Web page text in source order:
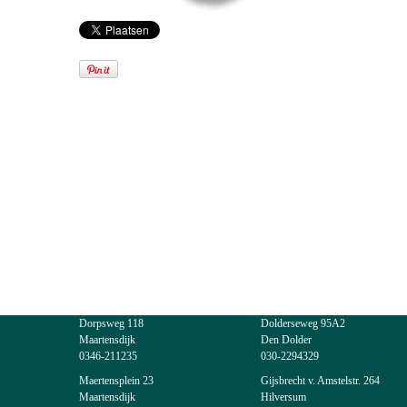
Dorpsweg 118
Maartensdijk
0346-211235
Maertensplein 23
Maartensdijk
Dolderseweg 95A2
Den Dolder
030-2294329
Gijsbrecht v. Amstelstr. 264
Hilversum